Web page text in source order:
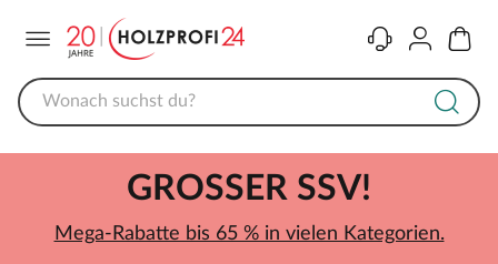
KontaktKonto
GROSSER SSV!
Mega-Rabatte bis 65 % in vielen Kategorien.